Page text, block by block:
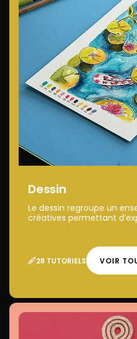
Dessin
Le dessin regroupe un
créatives permettant
28 TUTORIELS VOIR